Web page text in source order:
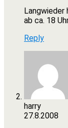
ab ca. 18
Reply
harry
27.8.2008